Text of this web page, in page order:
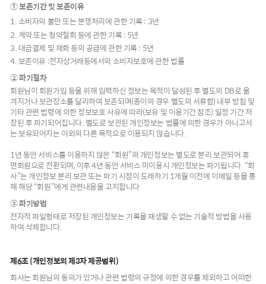
① 보존기간 및 보존이유
1. 소비자의 불만 또는 분쟁처리에 관한 기록 : 3년
2. 계약 또는 청약철회 등에 관한 기록 : 5년
3. 대금결제 및 재화 등의 공급에 관한 기록 : 5년
4. 보존이유 :전자상거래등에서의 소비자보호에 관한 법률
② 파기절차
회원님이 회원가입 등을 위해 입력하신 정보는 목적이 달성된 후 별도의 DB로 옮
겨지거나 보관장소를 달리하여 보존되며(종이의 경우 별도의 서류함) 내부 방침 및
기타 관련 법령에 의한 정보보호 사유에 따라(보유 및 이용기간 참조) 일정 기간 저
장된 후 파기되어집니다. 별도로 보관된 개인정보는 법률에 의한 경우가 아니고서
는 보유되어지는 이외의 다른 목적으로 이용되지 않습니다.
1년 동안 서비스를 이용하지 않은 “회원”의 개인정보는 별도로 분리 보관되어 휴
면회원으로 전환되며, 이후 4년 동안 서비스 미이용시 개인정보는 파기됩니다. “회
사”는 개인정보 분리 보관 또는 파기 시점이 도래하기 1개월 이전에 이메일 등을 통
해 해당 “회원”에게 관련내용을 고지합니다
③ 파기방법
전자적 파일형태로 저장된 개인정보는 기록을 재생할 수 없는 기술적 방법을 사용
하여 삭제합니다.
제6조 (개인정보의 제3자 제공범위)
회사는 회원님의 동의가 있거나 관련 법령의 규정에 의한 경우를 제외하고 어떠한